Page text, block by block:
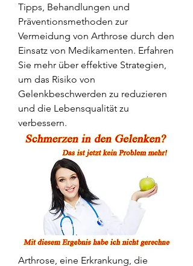
Tipps, Behandlungen und
Präventionsmethoden zur
Vermeidung von Arthrose durch den
Einsatz von Medikamenten. Erfahren
Sie mehr über effektive Strategien,
um das Risiko von
Gelenkbeschwerden zu reduzieren
und die Lebensqualität zu
verbessern.
Arthrose, eine Erkrankung, die